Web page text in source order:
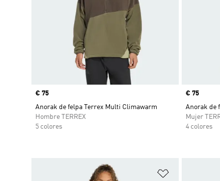
Precio
€ 75
Anorak de felpa Terrex Multi Climawarm
Hombre TERREX
5 colores
Precio
€ 75
Anorak de
Mujer
4 colores
Añadir a la